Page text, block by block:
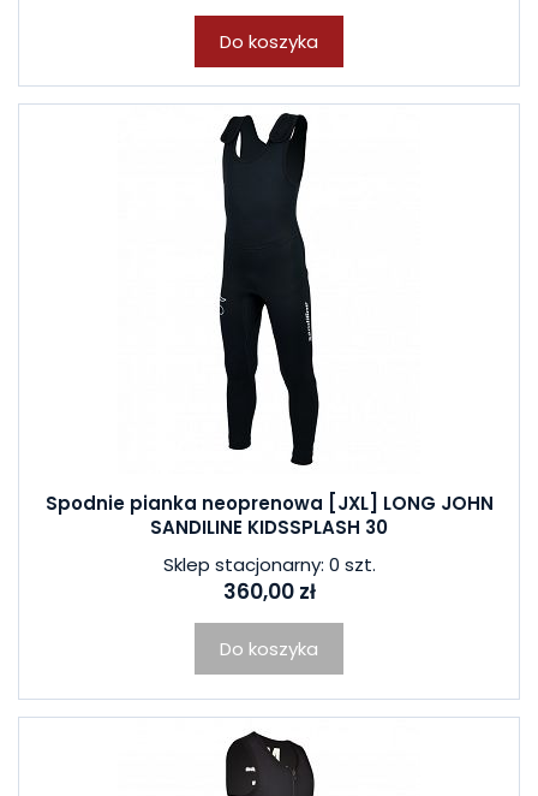
Do koszyka
Spodnie pianka neoprenowa [JXL] LONG JOHN
SANDILINE KIDSSPLASH 30
Sklep stacjonarny: 0 szt.
360,00 zł
Do koszyka